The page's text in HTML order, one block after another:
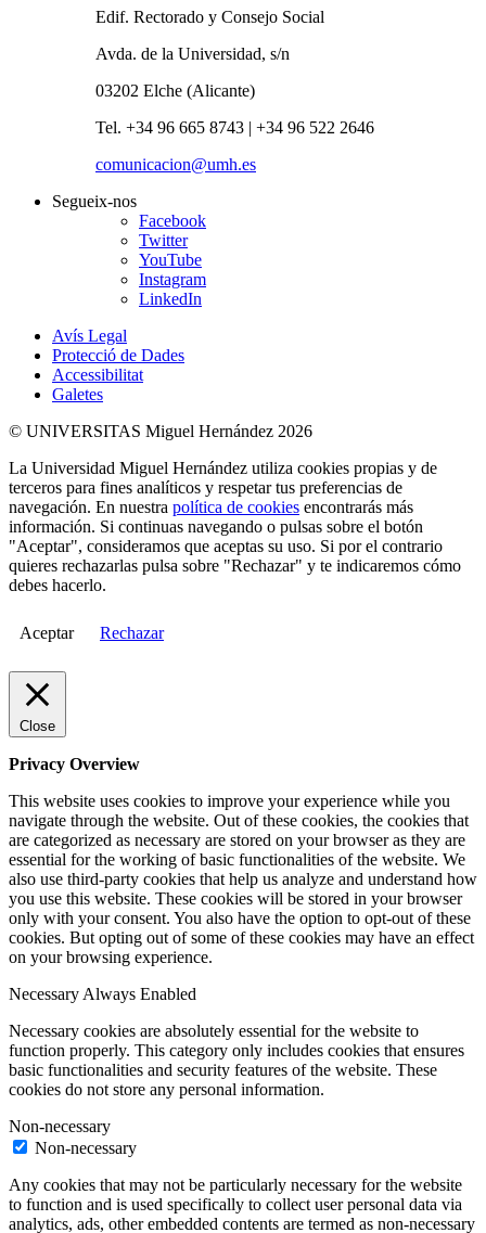
Edif. Rectorado y Consejo Social
Avda. de la Universidad, s/n
03202 Elche (Alicante)
Tel. +34 96 665 8743 | +34 96 522 2646
comunicacion@umh.es
Segueix-nos
Facebook
Twitter
YouTube
Instagram
LinkedIn
Avís Legal
Protecció de Dades
Accessibilitat
Galetes
© UNIVERSITAS Miguel Hernández 2026
La Universidad Miguel Hernández utiliza cookies propias y de
terceros para fines analíticos y respetar tus preferencias de
navegación. En nuestra política de cookies encontrarás más
información. Si continuas navegando o pulsas sobre el botón
"Aceptar", consideramos que aceptas su uso. Si por el contrario
quieres rechazarlas pulsa sobre "Rechazar" y te indicaremos cómo
debes hacerlo.
Aceptar Rechazar
Close
Privacy Overview
This website uses cookies to improve your experience while you
navigate through the website. Out of these cookies, the cookies that
are categorized as necessary are stored on your browser as they are
essential for the working of basic functionalities of the website. We
also use third-party cookies that help us analyze and understand how
you use this website. These cookies will be stored in your browser
only with your consent. You also have the option to opt-out of these
cookies. But opting out of some of these cookies may have an effect
on your browsing experience.
NecessaryAlways Enabled
Necessary cookies are absolutely essential for the website to
function properly. This category only includes cookies that ensures
basic functionalities and security features of the website. These
cookies do not store any personal information.
Non-necessary
Non-necessary
Any cookies that may not be particularly necessary for the website
to function and is used specifically to collect user personal data via
analytics, ads, other embedded contents are termed as non-necessary